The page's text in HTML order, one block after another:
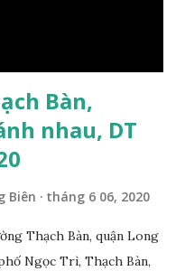
Bàn,
nhau, DT
Biên tháng 6 06, 2020
Thạch Bàn, quận Long
Ngọc Trì, Thạch Bàn,